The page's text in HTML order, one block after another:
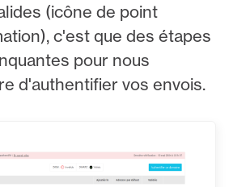
(icône de point
c'est que des étapes
pour nous
d'authentifier vos envois.